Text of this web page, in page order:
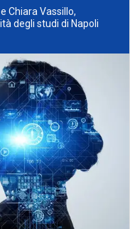
Chiara Vassillo,
degli studi di Napoli